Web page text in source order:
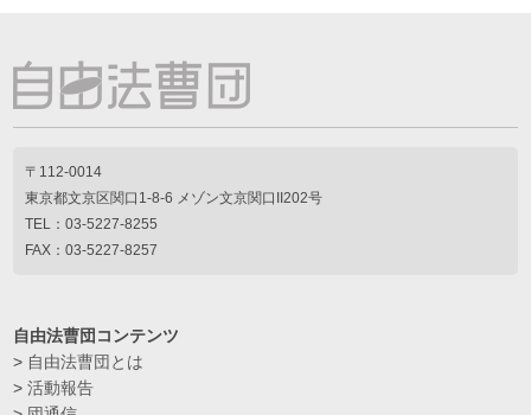
〒112-0014
東京都文京区関口1-8-6 メゾン文京関口II202号
TEL：03-5227-8255
FAX：03-5227-8257
自由法曹団コンテンツ
> 自由法曹団とは
>活動報告